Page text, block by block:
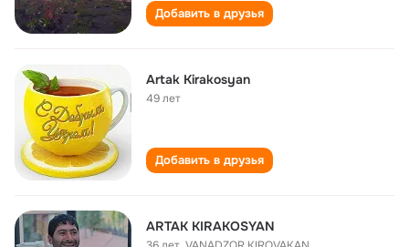
Добавить в друзья
Artak Kirakosyan
49 лет
Добавить в друзья
ARTAK KIRAKOSYAN